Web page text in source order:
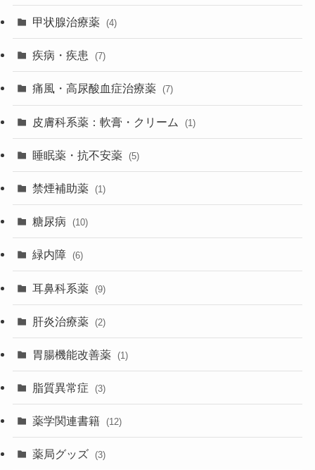
甲状腺治療薬 (4)
疾病・疾患 (7)
痛風・高尿酸血症治療薬 (7)
皮膚科系薬：軟膏・クリーム (1)
睡眠薬・抗不安薬 (5)
禁煙補助薬 (1)
糖尿病 (10)
緑内障 (6)
耳鼻科系薬 (9)
肝炎治療薬 (2)
胃腸機能改善薬 (1)
脂質異常症 (3)
薬学関連書籍 (12)
薬局グッズ (3)